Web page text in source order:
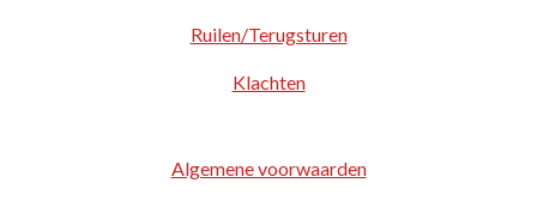
Ruilen/Terugsturen
Klachten
Algemene voorwaarden